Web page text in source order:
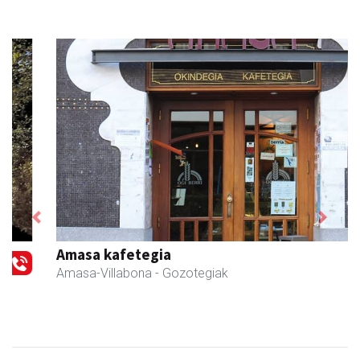
Amasa kafetegia
Amasa-Villabona - Gozotegiak
Previous Next